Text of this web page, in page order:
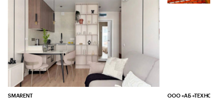
SMARENT ООО «АБ